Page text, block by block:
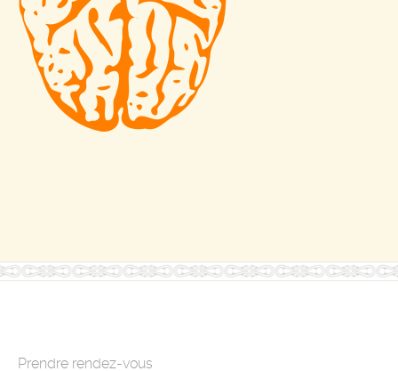
Prendre rendez-vous